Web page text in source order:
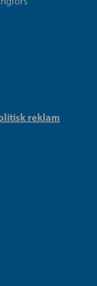
reklam